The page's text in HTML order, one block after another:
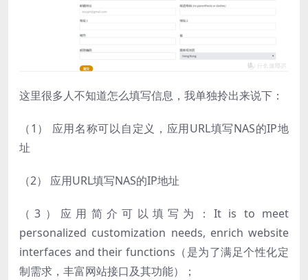
这里很多人不知道怎么填写信息，我单独拎出来说下：
（1） 应用名称可以自定义，应用URL填写NAS的IP地
址
（2） 应用URL填写NAS的IP地址
（3）应用简介可以填写为：It is to meet
personalized customization needs, enrich website
interfaces and their functions（是为了满足个性化定
制需求，丰富网站接口及其功能）；